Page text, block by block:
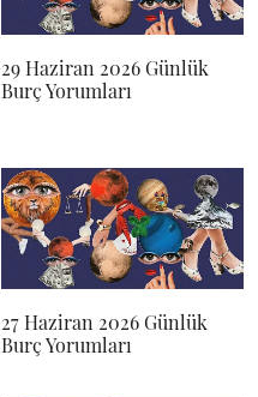
29 Haziran 2026 Günlük
Burç Yorumları
27 Haziran 2026 Günlük
Burç Yorumları